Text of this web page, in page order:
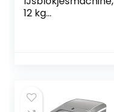
12 kg